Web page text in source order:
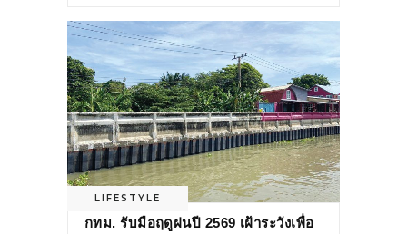
LIFESTYLE
กทม. รับมือฤดูฝนปี 2569 เฝ้าระวังเพื่อ